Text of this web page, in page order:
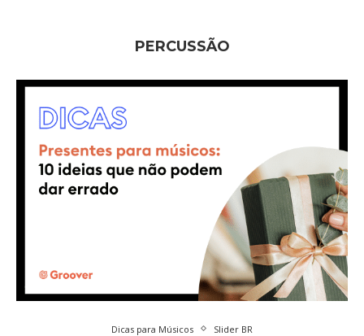
PERCUSSÃO
Dicas para Músicos Slider BR